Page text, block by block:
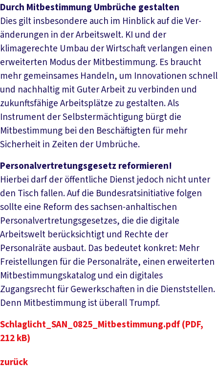
Durch Mitbestimmung Umbrüche gestalten
Dies gilt insbesondere auch im Hinblick auf die Ver-
änderungen in der Arbeitswelt. KI und der
klimagerechte Umbau der Wirtschaft verlangen einen
erweiterten Modus der Mitbestimmung. Es braucht
mehr gemeinsames Handeln, um Innovationen schnell
und nachhaltig mit Guter Arbeit zu verbinden und
zukunftsfähige Arbeitsplätze zu gestalten. Als
Instrument der Selbstermächtigung bürgt die
Mitbestimmung bei den Beschäftigten für mehr
Sicherheit in Zeiten der Umbrüche.
Personalvertretungsgesetz reformieren!
Hierbei darf der öffentliche Dienst jedoch nicht unter
den Tisch fallen. Auf die Bundesratsinitiative folgen
sollte eine Reform des sachsen-anhaltischen
Personalvertretungsgesetzes, die die digitale
Arbeitswelt berücksichtigt und Rechte der
Personalräte ausbaut. Das bedeutet konkret: Mehr
Freistellungen für die Personalräte, einen erweiterten
Mitbestimmungskatalog und ein digitales
Zugangsrecht für Gewerkschaften in die Dienststellen.
Denn Mitbestimmung ist überall Trumpf.
Schlaglicht_SAN_0825_Mitbestimmung.pdf (PDF,
212 kB)
zurück